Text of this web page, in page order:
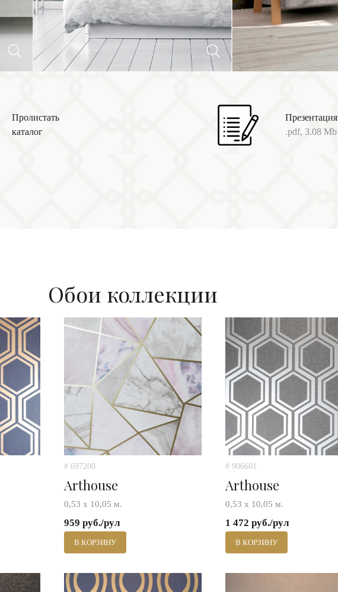
Пролистать
каталог
Презентация
.pdf, 3.08 Mb
Обои коллекции
# 697200
Arthouse
0,53 х 10,05 м.
959 руб./рул
В КОРЗИНУ
# 906601
Arthouse
0,53 х 10,05 м.
1 472 руб./рул
В КОРЗИНУ